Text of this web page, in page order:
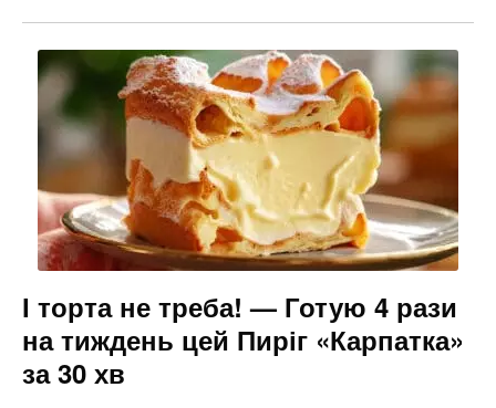
І торта не треба! — Готую 4 рази
на тиждень цей Пиріг «Карпатка»
за 30 хв